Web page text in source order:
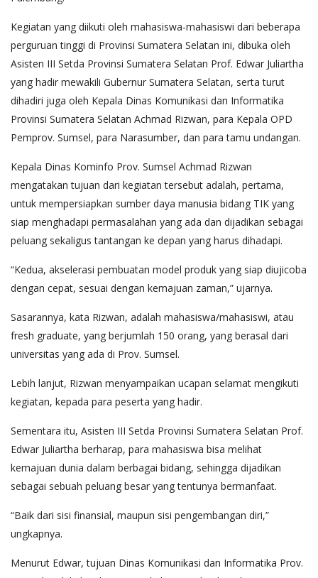
Kegiatan yang diikuti oleh mahasiswa-mahasiswi dari beberapa
perguruan tinggi di Provinsi Sumatera Selatan ini, dibuka oleh
Asisten III Setda Provinsi Sumatera Selatan Prof. Edwar Juliartha
yang hadir mewakili Gubernur Sumatera Selatan, serta turut
dihadiri juga oleh Kepala Dinas Komunikasi dan Informatika
Provinsi Sumatera Selatan Achmad Rizwan, para Kepala OPD
Pemprov. Sumsel, para Narasumber, dan para tamu undangan.
Kepala Dinas Kominfo Prov. Sumsel Achmad Rizwan
mengatakan tujuan dari kegiatan tersebut adalah, pertama,
untuk mempersiapkan sumber daya manusia bidang TIK yang
siap menghadapi permasalahan yang ada dan dijadikan sebagai
peluang sekaligus tantangan ke depan yang harus dihadapi.
“Kedua, akselerasi pembuatan model produk yang siap diujicoba
dengan cepat, sesuai dengan kemajuan zaman,” ujarnya.
Sasarannya, kata Rizwan, adalah mahasiswa/mahasiswi, atau
fresh graduate, yang berjumlah 150 orang, yang berasal dari
universitas yang ada di Prov. Sumsel.
Lebih lanjut, Rizwan menyampaikan ucapan selamat mengikuti
kegiatan, kepada para peserta yang hadir.
Sementara itu, Asisten III Setda Provinsi Sumatera Selatan Prof.
Edwar Juliartha berharap, para mahasiswa bisa melihat
kemajuan dunia dalam berbagai bidang, sehingga dijadikan
sebagai sebuah peluang besar yang tentunya bermanfaat.
“Baik dari sisi finansial, maupun sisi pengembangan diri,”
ungkapnya.
Menurut Edwar, tujuan Dinas Komunikasi dan Informatika Prov.